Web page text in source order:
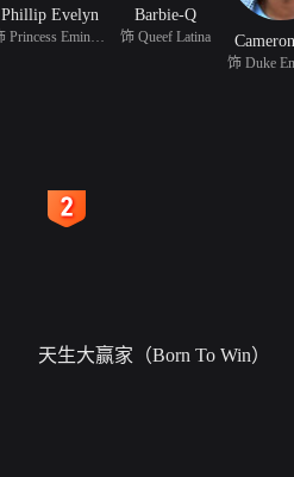
Phillip Evelyn
饰 Princess Eminence
Barbie-Q
饰 Queef Latina
饰 Duke
天生大赢家（Born To Win）